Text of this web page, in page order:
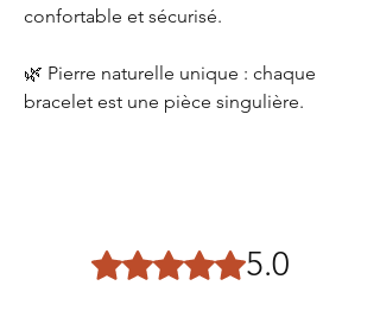
confortable et sécurisé.
🌿 Pierre naturelle unique : chaque
bracelet est une pièce singulière.
Noté 5 sur 5. 5.0